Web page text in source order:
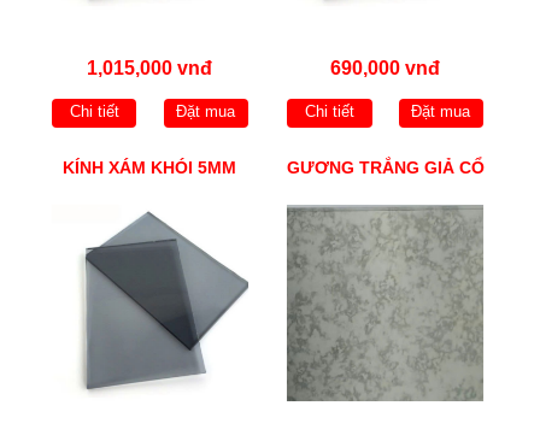
1,015,000 vnđ
Chi tiết Đặt mua
690,000 vnđ
Chi tiết Đặt mua
KÍNH XÁM KHÓI 5MM GƯƠNG TRẮNG GIẢ CỔ